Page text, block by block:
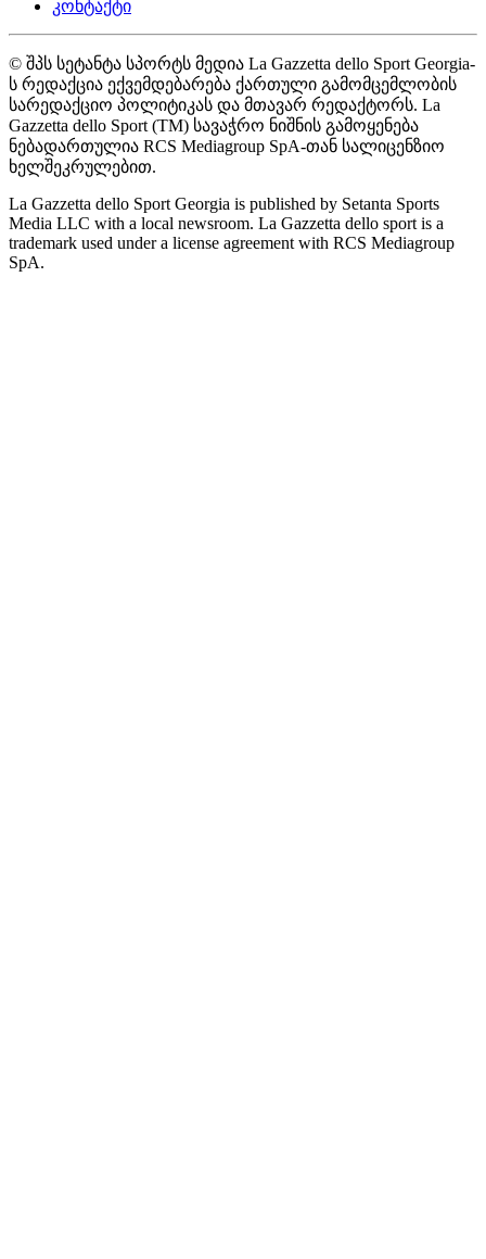
კონტაქტი
© შპს სეტანტა სპორტს მედია La Gazzetta dello Sport Georgia-
ს რედაქცია ექვემდებარება ქართული გამომცემლობის
სარედაქციო პოლიტიკას და მთავარ რედაქტორს. La
Gazzetta dello Sport (TM) სავაჭრო ნიშნის გამოყენება
ნებადართულია RCS Mediagroup SpA-თან სალიცენზიო
ხელშეკრულებით.
La Gazzetta dello Sport Georgia is published by Setanta Sports
Media LLC with a local newsroom. La Gazzetta dello sport is a
trademark used under a license agreement with RCS Mediagroup
SpA.